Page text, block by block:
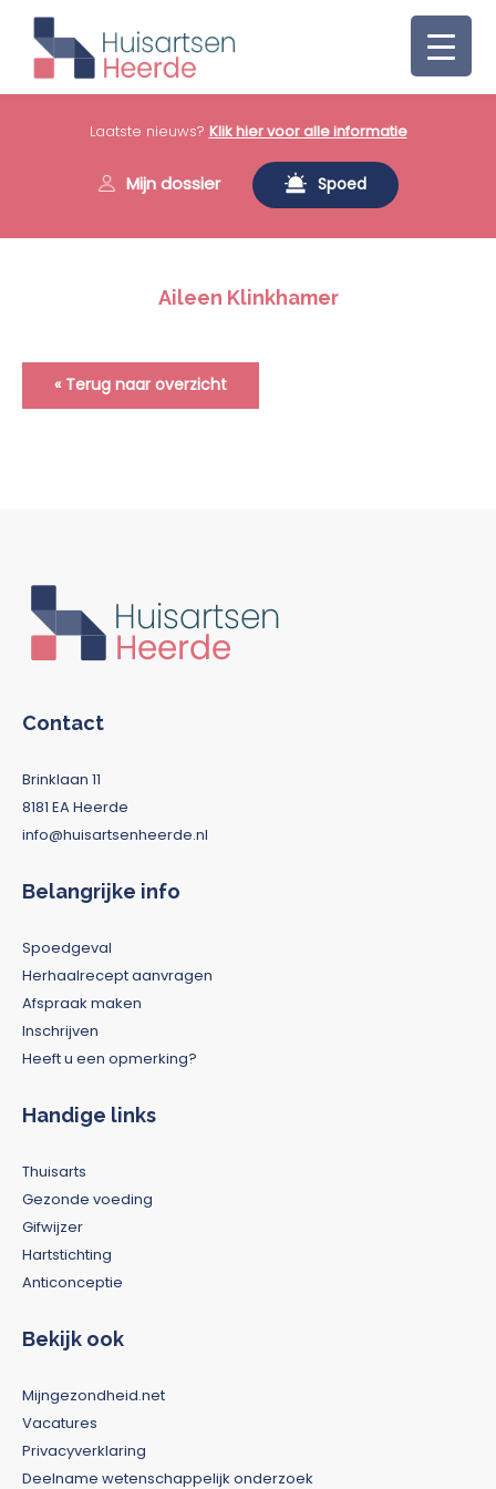
Laatste nieuws? Klik hier voor alle informatie
Mijn dossier Spoed
Aileen Klinkhamer
« Terug naar overzicht
Contact
Brinklaan 11
8181 EA Heerde
info@huisartsenheerde.nl
Belangrijke info
Spoedgeval
Herhaalrecept aanvragen
Afspraak maken
Inschrijven
Heeft u een opmerking?
Handige links
Thuisarts
Gezonde voeding
Gifwijzer
Hartstichting
Anticonceptie
Bekijk ook
Mijngezondheid.net
Vacatures
Privacyverklaring
Deelname wetenschappelijk onderzoek